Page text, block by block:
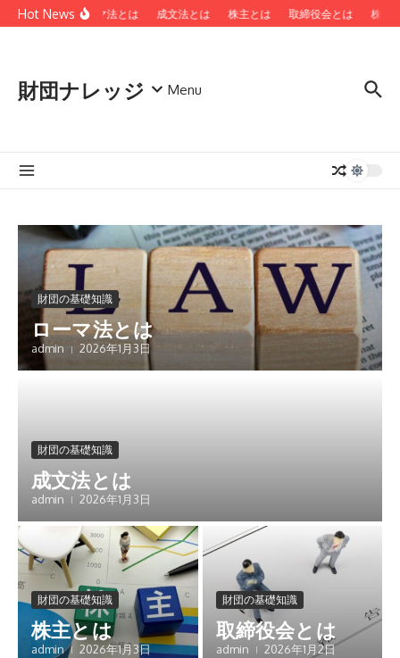
コンテンツへスキップ
Hot Newsローマ法とは 成文法とは 株主とは 取締役会とは 株主
財団ナレッジ Menu
財団の基礎知識
ローマ法とは
admin 2026年1月3日
財団の基礎知識
成文法とは
admin 2026年1月3日
財団の基礎知識
株主とは
admin 2026年1月3日
財団の基礎知識
取締役会とは
admin 2026年1月2日